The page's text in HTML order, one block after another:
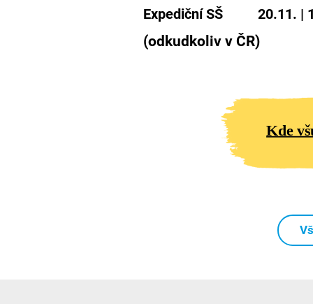
Expediční SŠ 20.11. |
(odkudkoliv v ČR)
Kde